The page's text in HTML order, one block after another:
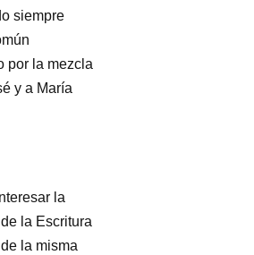
siempre
por la mezcla
y a María
la
la Escritura
la misma